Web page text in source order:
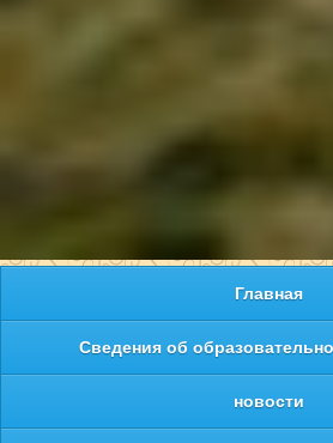
Главная
Сведения об
новости